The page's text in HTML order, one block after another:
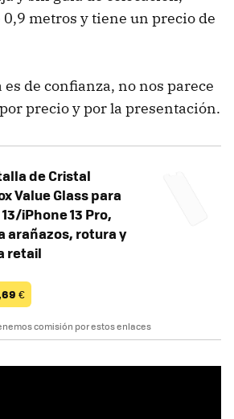
metros y tiene un precio de
de confianza, no nos parece
precio y por la presentación.
de Cristal
Value Glass para
iPhone 13 Pro,
arañazos, rotura y
retail
€
comisión por estos enlaces